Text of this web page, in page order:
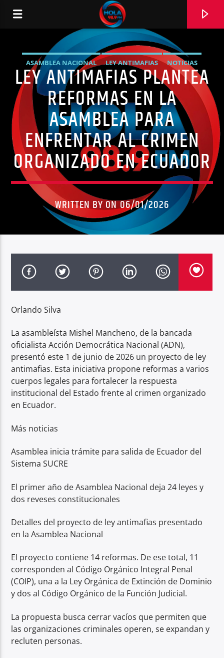
RADIO HOLA
0:00
ASAMBLEA NACIONAL LEY ANTIMAFIAS
NOTICIAS
POLÍTICA
SEGURIDAD
LEY ANTIMAFIAS PLANTEA
REFORMAS EN LA
ASAMBLEA PARA
ENFRENTAR AL CRIMEN
ORGANIZADO EN ECUADOR
WRITTEN BY ON 06/01/2026
Orlando Silva
La asambleísta Mishel Mancheno, de la bancada
oficialista Acción Democrática Nacional (ADN),
presentó este 1 de junio de 2026 un proyecto de ley
antimafias. Esta iniciativa propone reformas a varios
cuerpos legales para fortalecer la respuesta
institucional del Estado frente al crimen organizado
en Ecuador.
Más noticias
Asamblea inicia trámite para salida de Ecuador del
Sistema SUCRE
El primer año de Asamblea Nacional deja 24 leyes y
dos reveses constitucionales
Detalles del proyecto de ley antimafias presentado
en la Asamblea Nacional
El proyecto contiene 14 reformas. De ese total, 11
corresponden al Código Orgánico Integral Penal
(COIP), una a la Ley Orgánica de Extinción de Dominio
y dos al Código Orgánico de la Función Judicial.
La propuesta busca cerrar vacíos que permiten que
las organizaciones criminales operen, se expandan y
recluten personas.